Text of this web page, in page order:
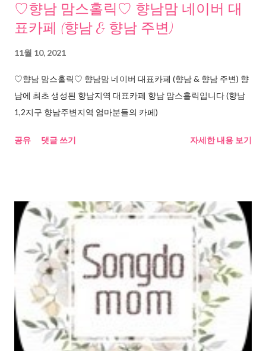
♡향남 맘스홀릭♡ 향남맘 네이버 대
표카페 (향남 & 향남 주변)
11월 10, 2021
♡향남 맘스홀릭♡ 향남맘 네이버 대표카페 (향남 & 향남 주변) 향
남에 최초 생성된 향남지역 대표카페 향남 맘스홀릭입니다 (향남
1,2지구 향남주변지역 엄마분들의 카페)
공유 댓글 쓰기 자세한 내용 보기